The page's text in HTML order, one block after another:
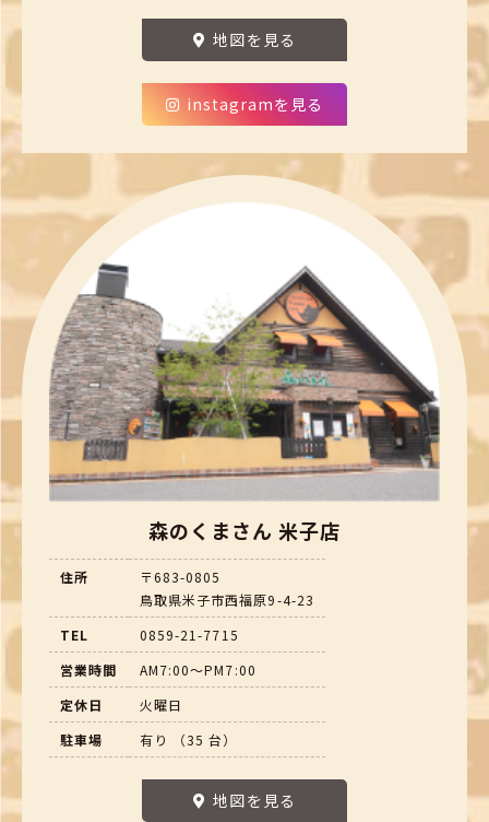
地図を見る
instagramを見る
森のくまさん 米子店
住所
〒683-0805
鳥取県米子市西福原9-4-23
TEL
0859-21-7715
営業時間
AM7:00～PM7:00
定休日
火曜日
駐車場
有り （35 台）
地図を見る